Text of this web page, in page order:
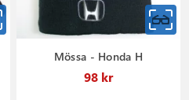
Mössa - Honda H
98 kr